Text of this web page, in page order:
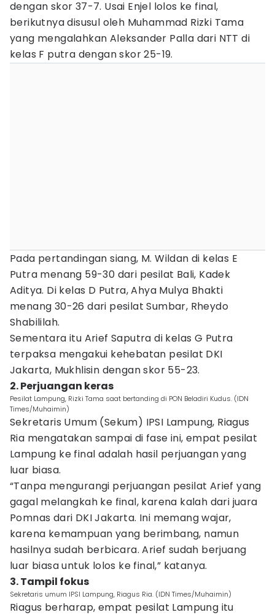
dengan skor 37-7. Usai Enjel lolos ke final,
berikutnya disusul oleh Muhammad Rizki Tama
yang mengalahkan Aleksander Palla dari NTT di
kelas F putra dengan skor 25-19.
Pada pertandingan siang, M. Wildan di kelas E
Putra menang 59-30 dari pesilat Bali, Kadek
Aditya. Di kelas D Putra, Ahya Mulya Bhakti
menang 30-26 dari pesilat Sumbar, Rheydo
Shabililah.
Sementara itu Arief Saputra di kelas G Putra
terpaksa mengakui kehebatan pesilat DKI
Jakarta, Mukhlisin dengan skor 55-23.
2. Perjuangan keras
Pesilat Lampung, Rizki Tama saat bertanding di PON Beladiri Kudus. (IDN
Times/Muhaimin)
Sekretaris Umum (Sekum) IPSI Lampung, Riagus
Ria mengatakan sampai di fase ini, empat pesilat
Lampung ke final adalah hasil perjuangan yang
luar biasa.
“Tanpa mengurangi perjuangan pesilat Arief yang
gagal melangkah ke final, karena kalah dari juara
Pomnas dari DKI Jakarta. Ini memang wajar,
karena kemampuan yang berimbang, namun
hasilnya sudah berbicara. Arief sudah berjuang
luar biasa untuk lolos ke final,” katanya.
3. Tampil fokus
Sekretaris umum IPSI Lampung, Riagus Ria. (IDN Times/Muhaimin)
Riagus berharap, empat pesilat Lampung itu